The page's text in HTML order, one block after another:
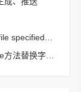
苹果cms模板苹果cms模板php报错no input file specified解决方法
苹果cms模板苹果cms模板JavaScript replace方法替换字符串空格方法